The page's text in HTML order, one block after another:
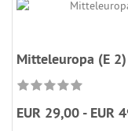
Mitteleuropa (E
EUR 29,00 - EUR